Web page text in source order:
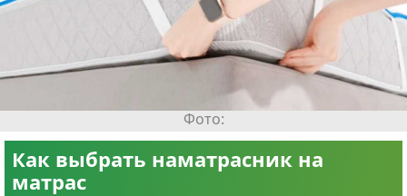
Как выбрать наматрасник на
матрас